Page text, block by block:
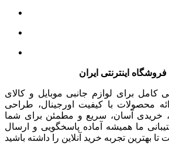
اینترنتی ایران
کامل برای لوازم جانبی موبایل و کالای
محصولات با کیفیت اورجینال، طراحی
آسان، سریع و مطمئن برای شما
ما همیشه آماده پاسخگویی و ارسال